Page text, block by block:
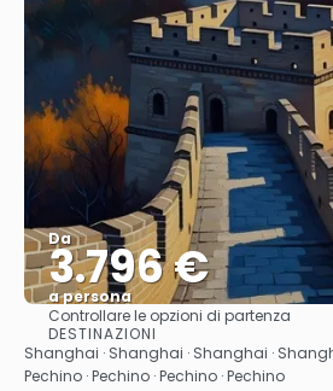
Da
3.796 €
a persona
Vedere
Controllare le opzioni di partenza
DESTINAZIONI
Shanghai · Shanghai · Shanghai ·
Pechino · Pechino · Pechino · Pechino